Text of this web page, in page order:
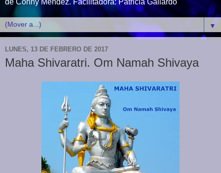
de Conny Méndez. Facilitadora: Patricia Gallardo
▼
LUNES, 13 DE FEBRERO DE 2017
Maha Shivaratri. Om Namah Shivaya